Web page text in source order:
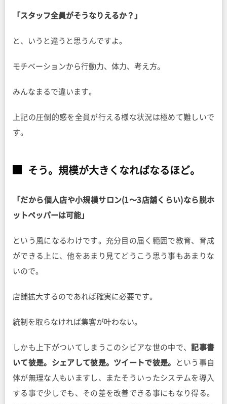
「スタッフ全員がそうなりえるか？」
と、いうと違うと思うんですよ。
モチベーションから行動力、体力、考え方。
みんなまるで違います。
上記の圧倒的感を全員が行える様な状況は極めて難しいで
す。
そう。規模が大きくなればなるほど。
「だから個人店や小規模サロン(1〜3店舗くらい)なら脱ホ
ットペッパーは可能」
という風になるわけです。充分目の届く範囲で教育、育成
ができる上に、他をあまり見てどうこう思う事もあまりな
いので。
店舗拡大するのであれば確実に必要です。
統制を取らなければ集客が叶わない。
しかも上下がついてしまうこのシビアな世の中で、記事書
いて彼是。シェアして彼是。ツイートで彼是。
という事自
体が無理な人もいますし、またそういったシステムを導入
する事で少しでも、その差を改善できる事にもなり得る。